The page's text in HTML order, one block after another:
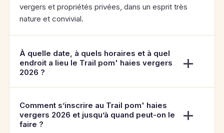
vergers et propriétés privées, dans un esprit très
nature et convivial.
À quelle date, à quels horaires et à quel
endroit a lieu le Trail pom' haies vergers
2026 ?
Comment s’inscrire au Trail pom' haies
vergers 2026 et jusqu’à quand peut-on le
faire ?